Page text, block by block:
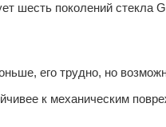
шесть поколений стекла
его трудно, но
к механическим